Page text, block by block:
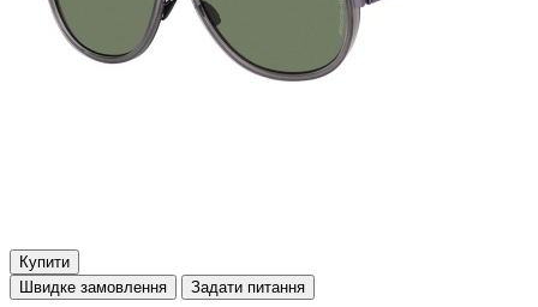
Купити
Швидке замовлення
Задати питання